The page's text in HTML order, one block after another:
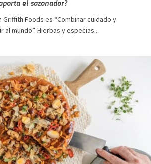
el sazonador?
Foods es “Combinar cuidado y
al mundo”. Hierbas y especias...